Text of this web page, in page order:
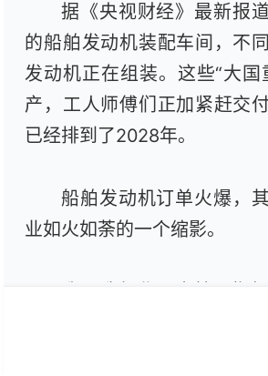
据《央视财经》最新报
的船舶发动机装配车间，不
发动机正在组装。这些“大国
产，工人师傅们正加紧赶交
已经排到了2028年。
船舶发动机订单火爆，
业如火如荼的一个缩影。
我国造船业三大核心指
跑全球。工业和信息化部数
季度，我国造船完工量1568